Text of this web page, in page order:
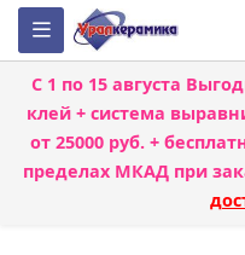
С 1 по 15 августа
клей + система
от 25000 руб. +
пределах МКАД при